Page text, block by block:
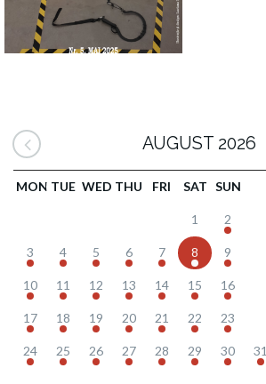
AUGUST 2026
MON TUE WED THU FRI SAT SUN
1 2
3 4 5 6 7 8 9
10 11 12 13 14 15 16
17 18 19 20 21 22 23
24 25 26 27 28 29 30 31